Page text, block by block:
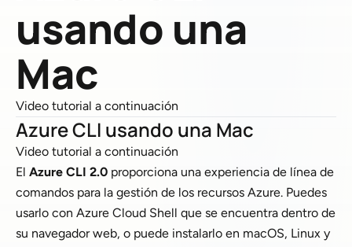
usando una
Mac
Video tutorial a continuación
Azure CLI usando una Mac
Video tutorial a continuación
El Azure CLI 2.0 proporciona una experiencia de línea de
comandos para la gestión de los recursos Azure. Puedes
usarlo con Azure Cloud Shell que se encuentra dentro de
su navegador web, o puede instalarlo en macOS, Linux y